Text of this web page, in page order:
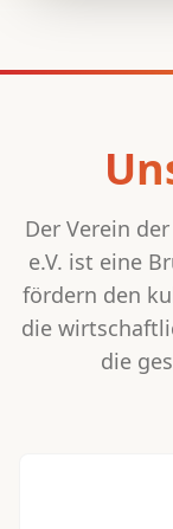
Der Verein
e.V. ist eine
fördern den
die
die